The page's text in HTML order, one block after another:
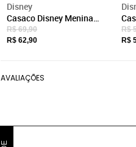
Disney
Casaco Disney Menina
Lilás Stitch
R$ 69,90
R$ 62,90
R$
R$
AVALIAÇÕES